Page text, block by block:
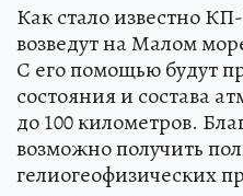
Как стало известно
возведут на Малом
С его помощью будут
состояния и состава
до 100 километров.
возможно получить
гелиогеофизических